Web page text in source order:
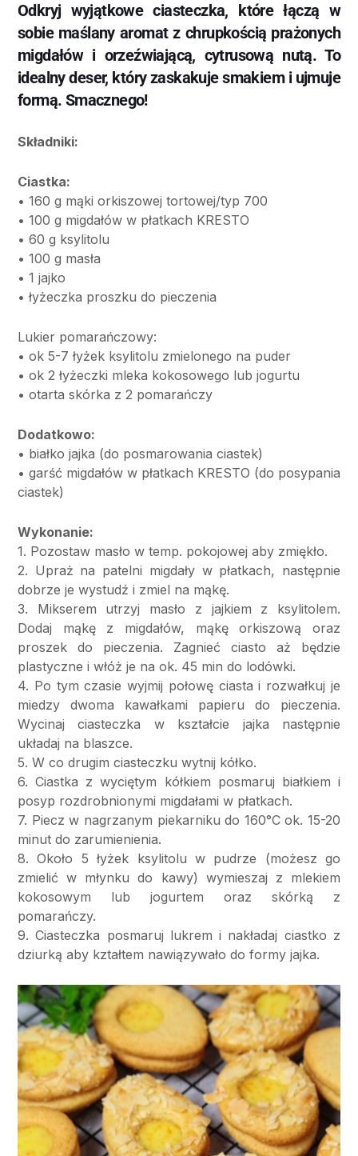
Odkryj wyjątkowe ciasteczka, które łączą w
sobie maślany aromat z chrupkością prażonych
migdałów i orzeźwiającą, cytrusową nutą. To
idealny deser, który zaskakuje smakiem i ujmuje
formą. Smacznego!
Składniki:
Ciastka:
• 160 g mąki orkiszowej tortowej/typ 700
• 100 g migdałów w płatkach KRESTO
• 60 g ksylitolu
• 100 g masła
• 1 jajko
• łyżeczka proszku do pieczenia
Lukier pomarańczowy:
• ok 5-7 łyżek ksylitolu zmielonego na puder
• ok 2 łyżeczki mleka kokosowego lub jogurtu
• otarta skórka z 2 pomarańczy
Dodatkowo:
• białko jajka (do posmarowania ciastek)
• garść migdałów w płatkach KRESTO (do posypania
ciastek)
Wykonanie:
1. Pozostaw masło w temp. pokojowej aby zmiękło.
2. Upraż na patelni migdały w płatkach, następnie
dobrze je wystudź i zmiel na mąkę.
3. Mikserem utrzyj masło z jajkiem z ksylitolem.
Dodaj mąkę z migdałów, mąkę orkiszową oraz
proszek do pieczenia. Zagnieć ciasto aż będzie
plastyczne i włóż je na ok. 45 min do lodówki.
4. Po tym czasie wyjmij połowę ciasta i rozwałkuj je
miedzy dwoma kawałkami papieru do pieczenia.
Wycinaj ciasteczka w kształcie jajka następnie
układaj na blaszce.
5. W co drugim ciasteczku wytnij kółko.
6. Ciastka z wyciętym kółkiem posmaruj białkiem i
posyp rozdrobnionymi migdałami w płatkach.
7. Piecz w nagrzanym piekarniku do 160°C ok. 15-20
minut do zarumienienia.
8. Około 5 łyżek ksylitolu w pudrze (możesz go
zmielić w młynku do kawy) wymieszaj z mlekiem
kokosowym lub jogurtem oraz skórką z
pomarańczy.
9. Ciasteczka posmaruj lukrem i nakładaj ciastko z
dziurką aby kztałtem nawiązywało do formy jajka.